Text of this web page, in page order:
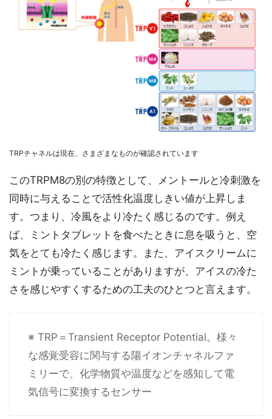
TRPチャネルは現在、さまざまなものが確認されています
このTRPM8の別の特徴として、メントールと冷刺激を
同時に与えることで活性化温度しきい値が上昇しま
す。つまり、冷風をより冷たく感じるのです。例え
ば、ミントタブレットを食べたときに息を吸うと、空
気をとても冷たく感じます。また、アイスクリームに
ミントが乗っていることがありますが、アイスの冷た
さを感じやすくするための工夫のひとつと言えます。
※ TRP＝Transient Receptor Potential。様々
な感覚受容に関与する陽イオンチャネルファ
ミリーで、化学物質や温度などを感知して電
気信号に変換するセンサー